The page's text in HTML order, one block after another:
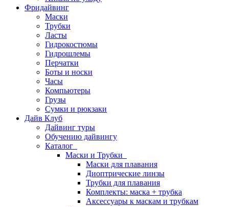
Фридайвинг
Маски
Трубки
Ласты
Гидрокостюмы
Гидрошлемы
Перчатки
Боты и носки
Часы
Компьютеры
Грузы
Сумки и рюкзаки
Дайв Клуб
Дайвинг туры
Обучению дайвингу
Каталог
Маски и Трубки
Маски для плавания
Диоптрические линзы
Трубки для плавания
Комплекты: маска + трубка
Аксессуары к маскам и трубкам